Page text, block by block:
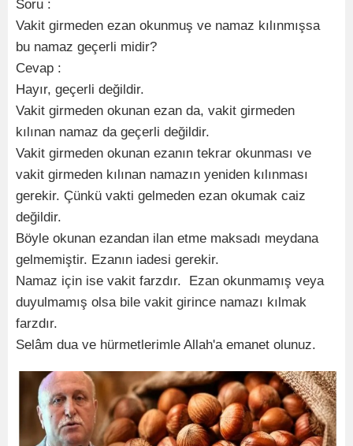
Soru :
Vakit girmeden ezan okunmuş ve namaz kılınmışsa
bu namaz geçerli midir?
Cevap :
Hayır, geçerli değildir.
Vakit girmeden okunan ezan da, vakit girmeden
kılınan namaz da geçerli değildir.
Vakit girmeden okunan ezanın tekrar okunması ve
vakit girmeden kılınan namazın yeniden kılınması
gerekir. Çünkü vakti gelmeden ezan okumak caiz
değildir.
Böyle okunan ezandan ilan etme maksadı meydana
gelmemiştir. Ezanın iadesi gerekir.
Namaz için ise vakit farzdır. Ezan okunmamış veya
duyulmamış olsa bile vakit girince namazı kılmak
farzdır.
Selâm dua ve hürmetlerimle Allah'a emanet olunuz.